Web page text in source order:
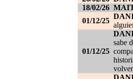
18/02/26
01/12/25
01/12/25
sabe